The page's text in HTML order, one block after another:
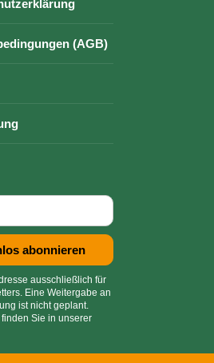
(AGB)
ausschließlich für
Eine Weitergabe an
ist nicht geplant.
Sie in unserer